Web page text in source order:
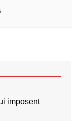
imposent